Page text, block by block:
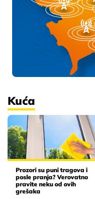
Kuća
Prozori su puni tragova i
posle pranja? Verovatno
pravite neku od ovih
grešaka